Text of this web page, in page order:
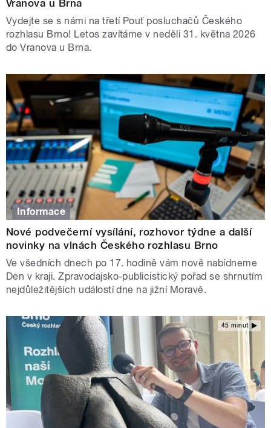
Vranova u Brna
Vydejte se s námi na třetí Pouť posluchačů Českého
rozhlasu Brno! Letos zavítáme v neděli 31. května 2026
do Vranova u Brna.
Informace
Nové podvečerní vysílání, rozhovor týdne a další
novinky na vlnách Českého rozhlasu Brno
Ve všedních dnech po 17. hodině vám nově nabídneme
Den v kraji. Zpravodajsko-publicistický pořad se shrnutím
nejdůležitějších událostí dne na jižní Moravě.
45 minut